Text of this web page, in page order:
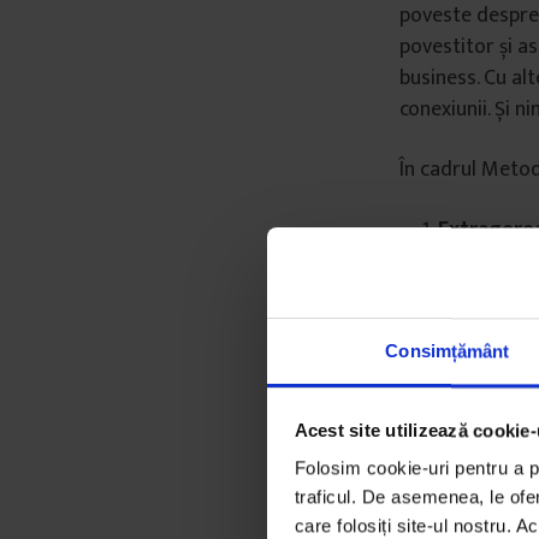
Consimțământ
Acest site utilizează
Folosim cookie-uri pentru a
traficul. De asemenea, le
care folosiți site-ul nostru.
poveste
povestitor și
business. Cu
conexiunii. Și
În cadrul
Până să ajungi
și să prezinți o
comunicării, în
dovezi
ascultare și